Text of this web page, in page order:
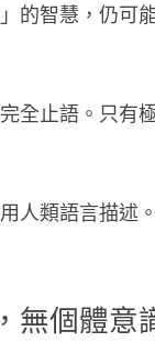
的智慧，仍
完全止語。只
用人類語言描
無個體意